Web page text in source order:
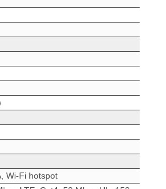
Wi-Fi hotspot